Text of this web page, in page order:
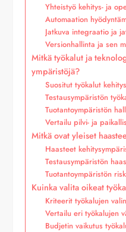
Yhteistyö kehitys- ja
Automaation
Jatkuva integraatio ja
Versionhallinta ja sen
Mitkä työkalut ja
ympäristöjä?
Suositut työkalut
Testausympäristön
Tuotantoympäristön
Vertailu pilvi- ja
Mitkä ovat yleiset
Haasteet
Testausympäristön
Tuotantoympäristön
Kuinka valita oikeat
Kriteerit työkalujen
Vertailu eri työkalujen
Budjetin vaikutus